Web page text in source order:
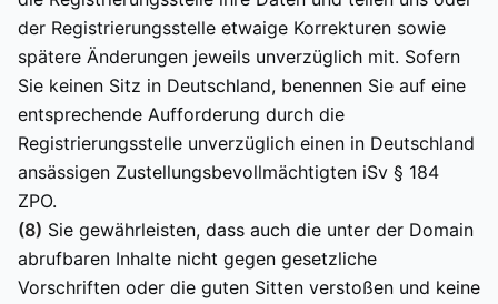
der Registrierungsstelle etwaige Korrekturen sowie
spätere Änderungen jeweils unverzüglich mit. Sofern
Sie keinen Sitz in Deutschland, benennen Sie auf eine
entsprechende Aufforderung durch die
Registrierungsstelle unverzüglich einen in Deutschland
ansässigen Zustellungsbevollmächtigten iSv § 184
ZPO.
(8) Sie gewährleisten, dass auch die unter der Domain
abrufbaren Inhalte nicht gegen gesetzliche
Vorschriften oder die guten Sitten verstoßen und keine